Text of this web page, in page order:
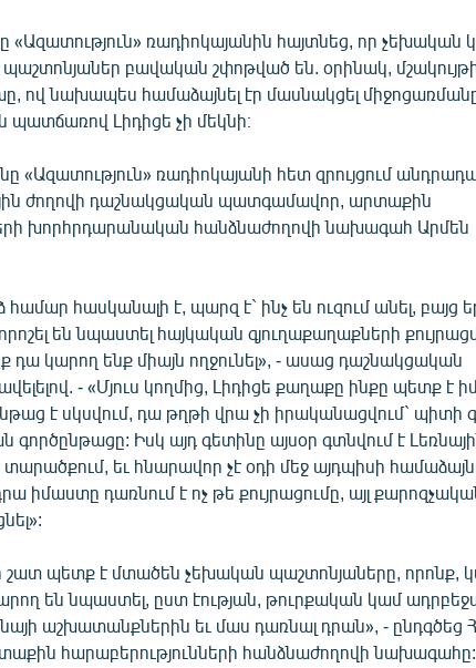
«Ազատություն» ռադիոկայանին հայտնեց, որ չեխական
պաշտոնյաներ բավական շփոթված են. օրինակ,
ով նախապես համաձայնել էր մասնակցել
պատճառով Լիդիցե չի մեկնի։
«Ազատություն» ռադիոկայանի հետ զրույցում
ժողովի դաշնակցական պատգամավոր, արտաքին
խորհրդարանական հանձնաժողովի նախագահ Արմեն
հասկանալի է, պարզ է` ինչ են ուզում անել, բայց
են նպաստել հայկական գյուղաքաղաքների
դա կարող ենք միայն ողջունել», - ասաց դաշնակցական
- «Մյուս կողմից, Լիդիցե քաղաքը ինքը պետք է
է սկսվում, դա թղթի վրա չի իրականացվում` պիտի
գործընթացը: Իսկ այդ գետինը այսօր գտնվում է
եւ հնարավոր չէ օդի մեջ այդպիսի
իմաստը դառնում է ոչ թե քույրացումը, այլ
շատ պետք է մտածեն չեխական պաշտոնյաները, որոնք,
են նպաստել, ըստ էության, թուրքական կամ
աշխատանքներին եւ մաս դառնալ դրան», - ընդգծեց
հարաբերությունների հանձնաժողովի նախագահը: